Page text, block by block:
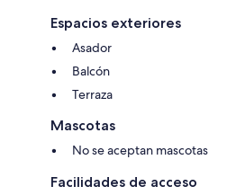
Espacios exteriores
Asador
Balcón
Terraza
Mascotas
No se aceptan mascotas
Facilidades de acceso